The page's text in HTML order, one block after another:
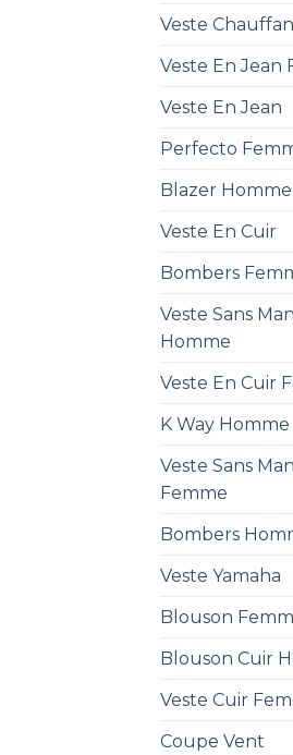
Veste
Veste En Jean
Veste En Jean
Perfecto
Blazer Homme
Veste En Cuir
Bombers
Veste Sans
Homme
Veste En Cuir
K Way Homme
Veste Sans
Femme
Bombers
Veste Yamaha
Blouson
Blouson Cuir
Veste Cuir
Coupe Vent